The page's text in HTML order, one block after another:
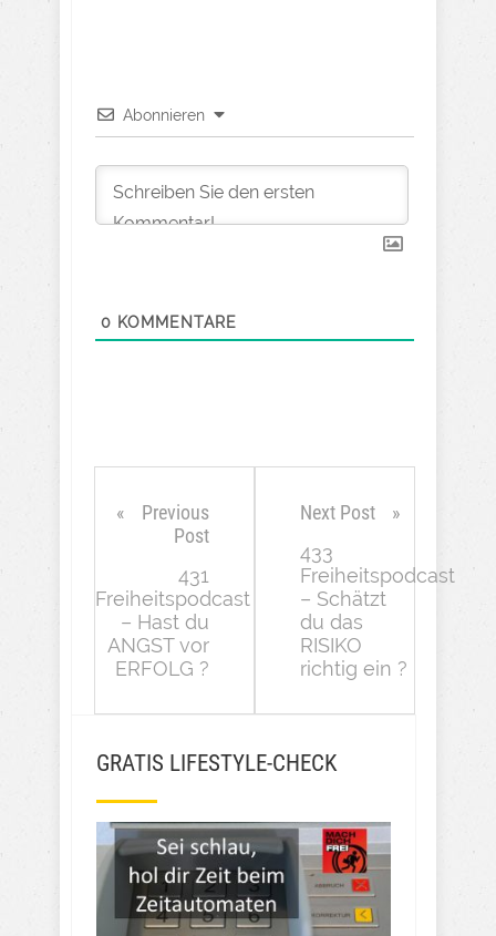
Abonnieren
0 KOMMENTARE
Previous
Post
431
Freiheitspodcast
– Hast du
ANGST vor
ERFOLG ?
Next Post
433
Freiheitspodcast
– Schätzt
du das
RISIKO
richtig ein ?
GRATIS LIFESTYLE-CHECK